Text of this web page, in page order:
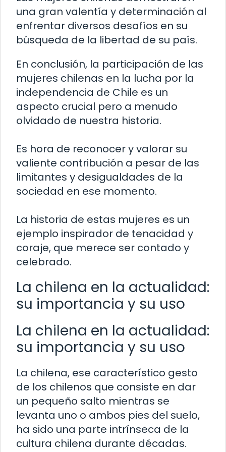
una gran valentía y determinación al
enfrentar diversos desafíos en su
búsqueda de la libertad de su país.
En conclusión, la participación de las
mujeres chilenas en la lucha por la
independencia de Chile es un
aspecto crucial pero a menudo
olvidado de nuestra historia.
Es hora de reconocer y valorar su
valiente contribución a pesar de las
limitantes y desigualdades de la
sociedad en ese momento.
La historia de estas mujeres es un
ejemplo inspirador de tenacidad y
coraje, que merece ser contado y
celebrado.
La chilena en la actualidad:
su importancia y su uso
La chilena en la actualidad:
su importancia y su uso
La chilena, ese característico gesto
de los chilenos que consiste en dar
un pequeño salto mientras se
levanta uno o ambos pies del suelo,
ha sido una parte intrínseca de la
cultura chilena durante décadas.